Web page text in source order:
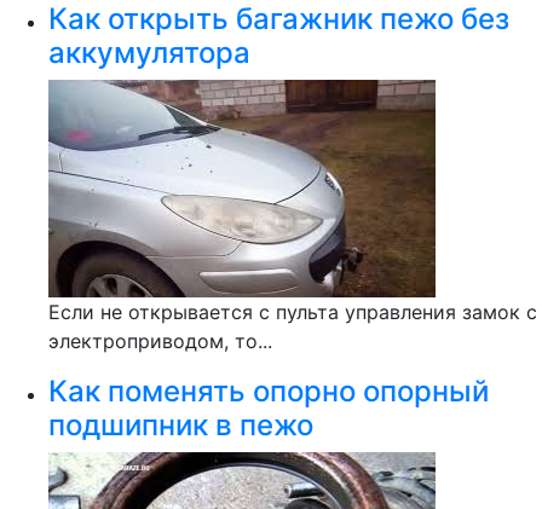
Как открыть багажник пежо без
аккумулятора
Если не открывается с пульта управления замок с
электроприводом, то...
Как поменять опорно опорный
подшипник в пежо